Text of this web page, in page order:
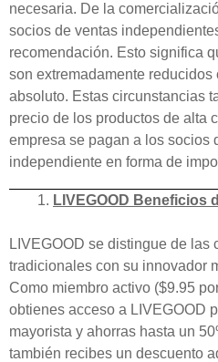
necesaria. De la
socios de ventas
recomendación. Esto significa
son extremadamente reducidos
absoluto. Estas circunstancias
precio de los productos de alta
empresa se pagan a los socios
independiente en forma de
LIVEGOOD Beneficios
LIVEGOOD se distingue de las
tradicionales con su innovador
Como miembro activo ($9.95
obtienes acceso a LIVEGOOD
mayorista y ahorras hasta un
también recibes un descuento